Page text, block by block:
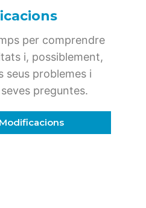
per comprendre
i, possiblement,
seus problemes i
preguntes.